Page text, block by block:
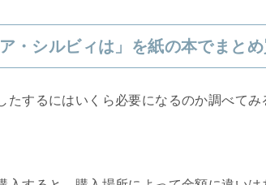
・シルビィは」を紙の本でまと
たするにはいくら必要になるのか調べて